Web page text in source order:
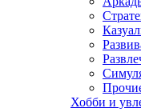
Хобби и